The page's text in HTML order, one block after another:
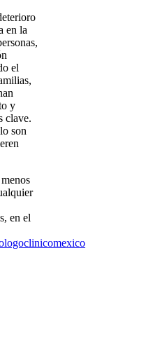
en la
el
y
clave.
son
en el